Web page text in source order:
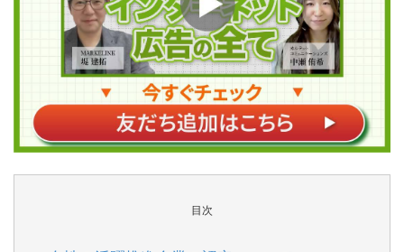
目次